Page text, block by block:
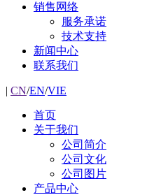
销售网络
服务承诺
技术支持
新闻中心
联系我们
| CN/EN/VIE
首页
关于我们
公司简介
公司文化
公司图片
产品中心